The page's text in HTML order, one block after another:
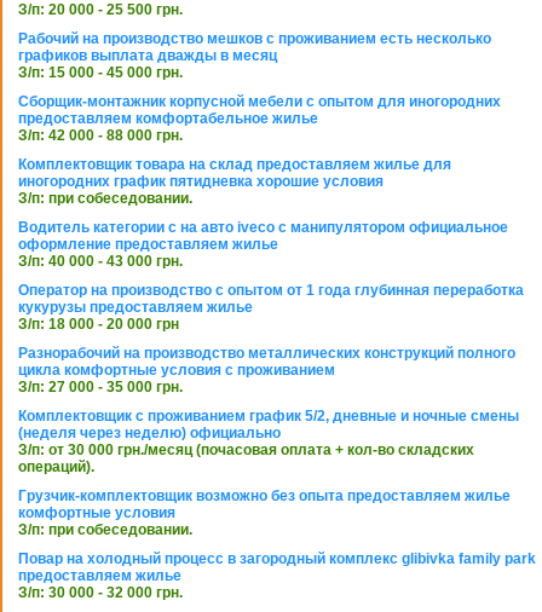
З/п: 20 000 - 25 500 грн.
Рабочий на производство мешков с проживанием есть несколько
графиков выплата дважды в месяц
З/п: 15 000 - 45 000 грн.
Сборщик-монтажник корпусной мебели с опытом для иногородних
предоставляем комфортабельное жилье
З/п: 42 000 - 88 000 грн.
Комплектовщик товара на склад предоставляем жилье для
иногородних график пятидневка хорошие условия
З/п: при собеседовании.
Водитель категории с на авто iveco с манипулятором официальное
оформление предоставляем жилье
З/п: 40 000 - 43 000 грн.
Оператор на производство с опытом от 1 года глубинная переработка
кукурузы предоставляем жилье
З/п: 18 000 - 20 000 грн
Разнорабочий на производство металлических конструкций полного
цикла комфортные условия с проживанием
З/п: 27 000 - 35 000 грн.
Комплектовщик с проживанием график 5/2, дневные и ночные смены
(неделя через неделю) официально
З/п: от 30 000 грн./месяц (почасовая оплата + кол-во складских
операций).
Грузчик-комплектовщик возможно без опыта предоставляем жилье
комфортные условия
З/п: при собеседовании.
Повар на холодный процесс в загородный комплекс glibivka family park
предоставляем жилье
З/п: 30 000 - 32 000 грн.